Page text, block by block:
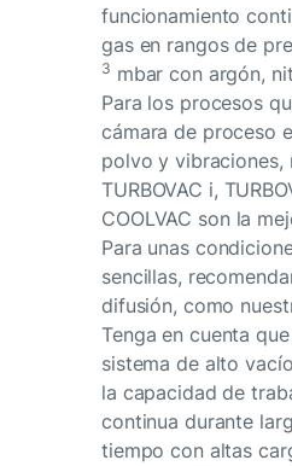
funcionamiento
gas en rangos de
3 mbar con argón,
Para los procesos
cámara de proceso
polvo y vibraciones,
TURBOVAC i,
COOLVAC son la
Para unas
sencillas,
difusión, como
Tenga en cuenta
sistema de alto
la capacidad de
continua durante
tiempo con altas